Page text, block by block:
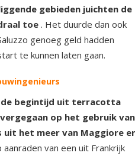
gebieden juichten de
toe . Het duurde dan ook
genoeg geld hadden
te kunnen laten gaan.
de begintijd uit terracotta
op het gebruik van
het meer van Maggiore
aanraden van een uit Frankrijk